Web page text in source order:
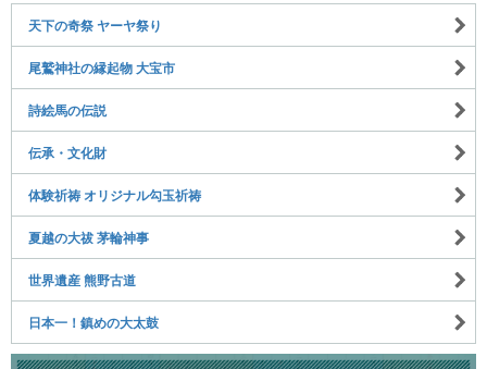
天下の奇祭 ヤーヤ祭り
尾鷲神社の縁起物 大宝市
詩絵馬の伝説
伝承・文化財
体験祈祷 オリジナル勾玉祈祷
夏越の大祓 茅輪神事
世界遺産 熊野古道
日本一！鎮めの大太鼓